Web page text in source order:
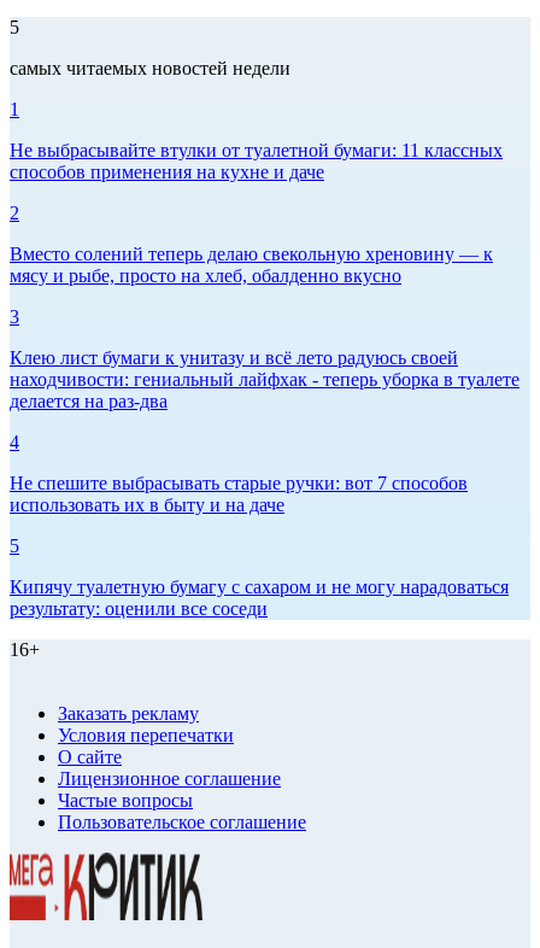
5
самых читаемых новостей недели
1
Не выбрасывайте втулки от туалетной бумаги: 11 классных
способов применения на кухне и даче
2
Вместо солений теперь делаю свекольную хреновину — к
мясу и рыбе, просто на хлеб, обалденно вкусно
3
Клею лист бумаги к унитазу и всё лето радуюсь своей
находчивости: гениальный лайфхак - теперь уборка в туалете
делается на раз-два
4
Не спешите выбрасывать старые ручки: вот 7 способов
использовать их в быту и на даче
5
Кипячу туалетную бумагу с сахаром и не могу нарадоваться
результату: оценили все соседи
16+
Заказать рекламу
Условия перепечатки
О сайте
Лицензионное соглашение
Частые вопросы
Пользовательское соглашение